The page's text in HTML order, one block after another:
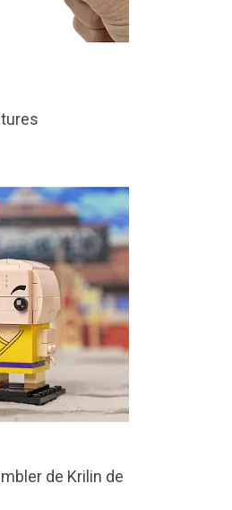
de Krilin de